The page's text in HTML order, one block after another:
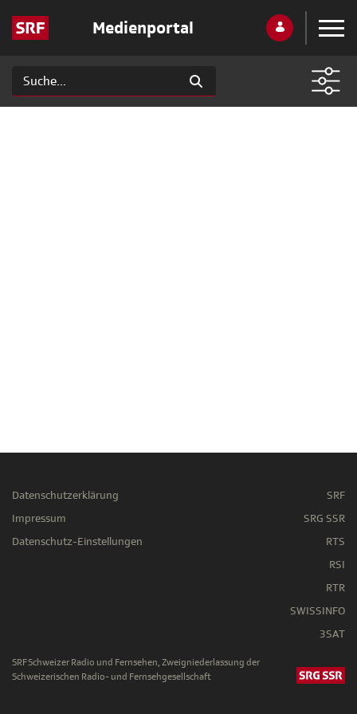
Medienportal
Datenschutzerklärung
Impressum
Datenschutz-Einstellungen
SRF
SRG SSR
RTS
RSI
RTR
SWISSINFO
3SAT
SRF Schweizer Radio und Fernsehen, Zweigniederlassung der
Schweizerischen Radio- und Fernsehgesellschaft